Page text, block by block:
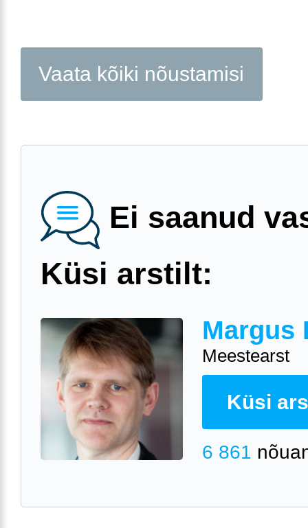
Vaata kõiki nõustamisi
Ei saanud
Küsi arstilt:
Margus
Meestearst
Küsi
6 861